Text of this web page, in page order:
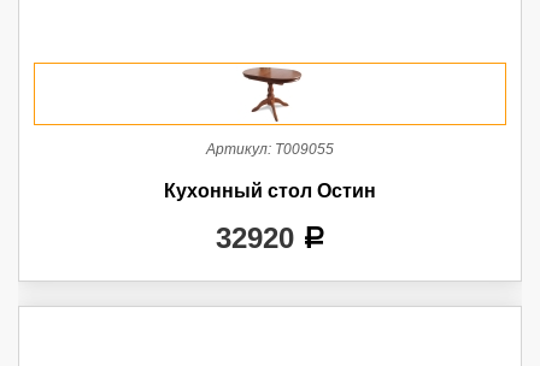
Артикул: Т009055
Кухонный стол Остин
32920 a